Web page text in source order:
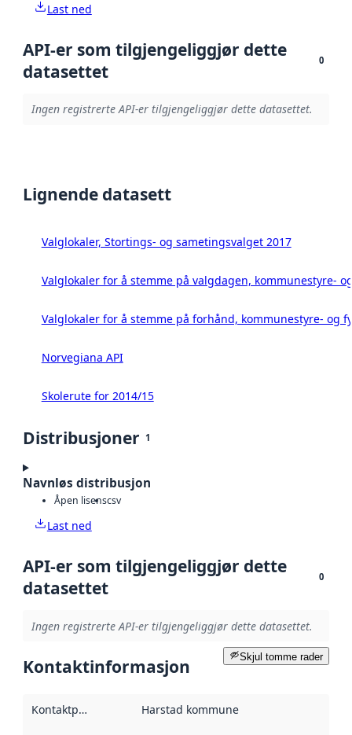
Last ned
API-er som tilgjengeliggjør dette
datasettet
0
Ingen registrerte API-er tilgjengeliggjør dette datasettet.
Lignende datasett
Valglokaler, Stortings- og sametingsvalget 2017
Valglokaler for å stemme på valgdagen, kommunestyre-
Valglokaler for å stemme på forhånd, kommunestyre- og
Norvegiana API
Skolerute for 2014/15
Distribusjoner 1
Navnløs distribusjon
Åpen lisenscsv
Last ned
API-er som tilgjengeliggjør dette
datasettet
0
Ingen registrerte API-er tilgjengeliggjør dette datasettet.
Skjul tomme rader
Kontaktinformasjon
Kontaktpunkt Harstad kommune